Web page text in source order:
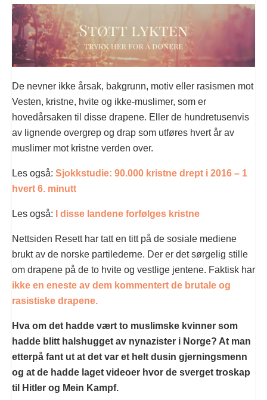
De nevner ikke årsak, bakgrunn, motiv eller rasismen mot
Vesten, kristne, hvite og ikke-muslimer, som er
hovedårsaken til disse drapene. Eller de hundretusenvis
av lignende overgrep og drap som utføres hvert år av
muslimer mot kristne verden over.
Les også: Sjokkstudie: 90.000 kristne drept i 2016 – 1
hvert 6. minutt
Les også: I disse landene forfølges kristne
Nettsiden Resett har tatt en titt på de sosiale mediene
brukt av de norske partilederne. Der er det sørgelig stille
om drapene på de to hvite og vestlige jentene. Faktisk har
ikke en eneste av dem kommentert de brutale og
rasistiske drapene.
Hva om det hadde vært to muslimske kvinner som
hadde blitt halshugget av nynazister i Norge? At man
etterpå fant ut at det var et helt dusin gjerningsmenn
og at de hadde laget videoer hvor de sverget troskap
til Hitler og Mein Kampf.